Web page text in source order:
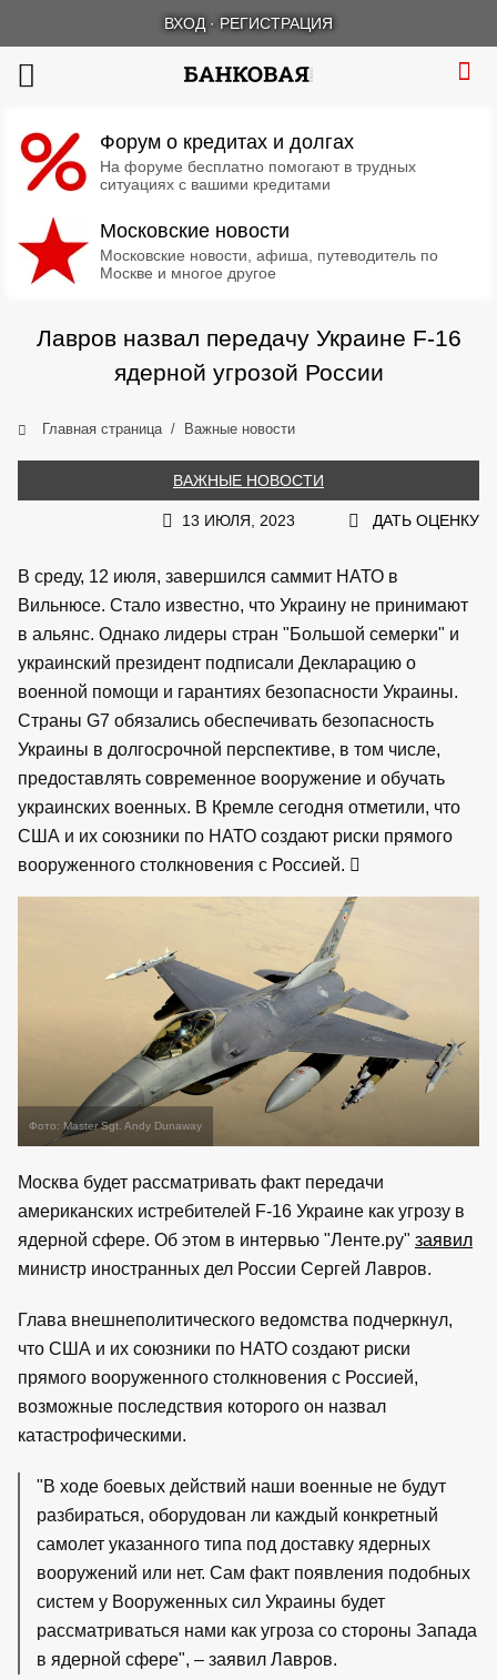
ВХОД · РЕГИСТРАЦИЯ
Форум о кредитах и долгах
На форуме бесплатно помогают в трудных
ситуациях с вашими кредитами
Московские новости
Московские новости, афиша, путеводитель по
Москве и многое другое
Лавров назвал передачу Украине F-16
ядерной угрозой России
Главная страница Важные новости
ВАЖНЫЕ НОВОСТИ
13 ИЮЛЯ, 2023 ДАТЬ ОЦЕНКУ
В среду, 12 июля, завершился саммит НАТО в
Вильнюсе. Стало известно, что Украину не принимают
в альянс. Однако лидеры стран "Большой семерки" и
украинский президент подписали Декларацию о
военной помощи и гарантиях безопасности Украины.
Страны G7 обязались обеспечивать безопасность
Украины в долгосрочной перспективе, в том числе,
предоставлять современное вооружение и обучать
украинских военных. В Кремле сегодня отметили, что
США и их союзники по НАТО создают риски прямого
вооруженного столкновения с Россией.
Фото: Master Sgt. Andy Dunaway
Москва будет рассматривать факт передачи
американских истребителей F-16 Украине как угрозу в
ядерной сфере. Об этом в интервью "Ленте.ру" заявил
министр иностранных дел России Сергей Лавров.
Глава внешнеполитического ведомства подчеркнул,
что США и их союзники по НАТО создают риски
прямого вооруженного столкновения с Россией,
возможные последствия которого он назвал
катастрофическими.
"В ходе боевых действий наши военные не будут
разбираться, оборудован ли каждый конкретный
самолет указанного типа под доставку ядерных
вооружений или нет. Сам факт появления подобных
систем у Вооруженных сил Украины будет
рассматриваться нами как угроза со стороны Запада
в ядерной сфере", – заявил Лавров.